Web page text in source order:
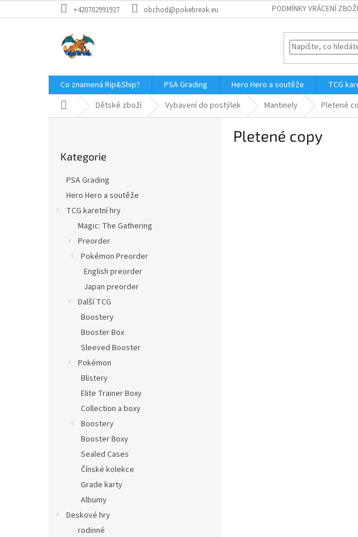
na
+420702991927 obchod@pokebreak.eu PODMÍNKY VRÁCENÍ ZBOŽÍ
Co znamená Rip&Ship? PSA Grading Hero Hero a soutěže TCG
Domů Dětské zboží Vybavení do postýlek Mantinely Pletené
kategorie
Kategorie
PSA Grading
Hero Hero a soutěže
TCG karetní hry
Magic: The Gathering
Preorder
Pokémon Preorder
English preorder
Japan preorder
Další TCG
Boostery
Booster Box
Sleeved Booster
Pokémon
Blistery
Elite Trainer Boxy
Collection a boxy
Boostery
Booster Boxy
Sealed Cases
Čínské kolekce
Grade karty
Albumy
Deskové hry
rodinné
Pletené copy